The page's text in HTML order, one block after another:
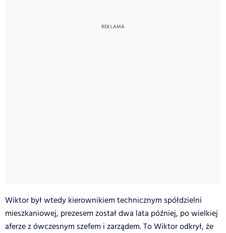
Wiktor był wtedy kierownikiem technicznym spółdzielni
mieszkaniowej, prezesem został dwa lata później, po wielkiej
aferze z ówczesnym szefem i zarządem. To Wiktor odkrył, że